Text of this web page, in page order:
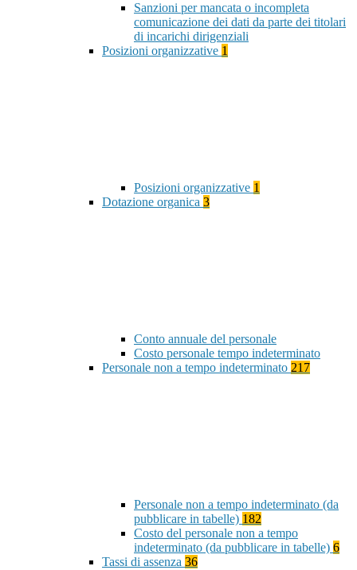
Sanzioni per mancata o incompleta
comunicazione dei dati da parte dei titolari
di incarichi dirigenziali
Posizioni organizzative 1
Posizioni organizzative 1
Dotazione organica 3
Conto annuale del personale
Costo personale tempo indeterminato
Personale non a tempo indeterminato 217
Personale non a tempo indeterminato (da
pubblicare in tabelle) 182
Costo del personale non a tempo
indeterminato (da pubblicare in tabelle) 6
Tassi di assenza 36